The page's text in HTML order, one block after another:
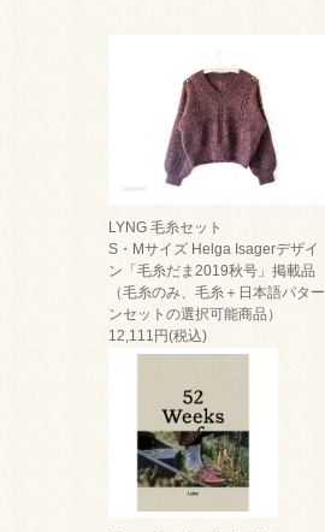
LYNG 毛糸セット
S・Mサイズ Helga Isagerデザイ
ン「毛糸だま2019秋号」掲載品
（毛糸のみ、毛糸＋日本語パター
ンセットの選択可能商品）
12,111円(税込)
SOLD OUT